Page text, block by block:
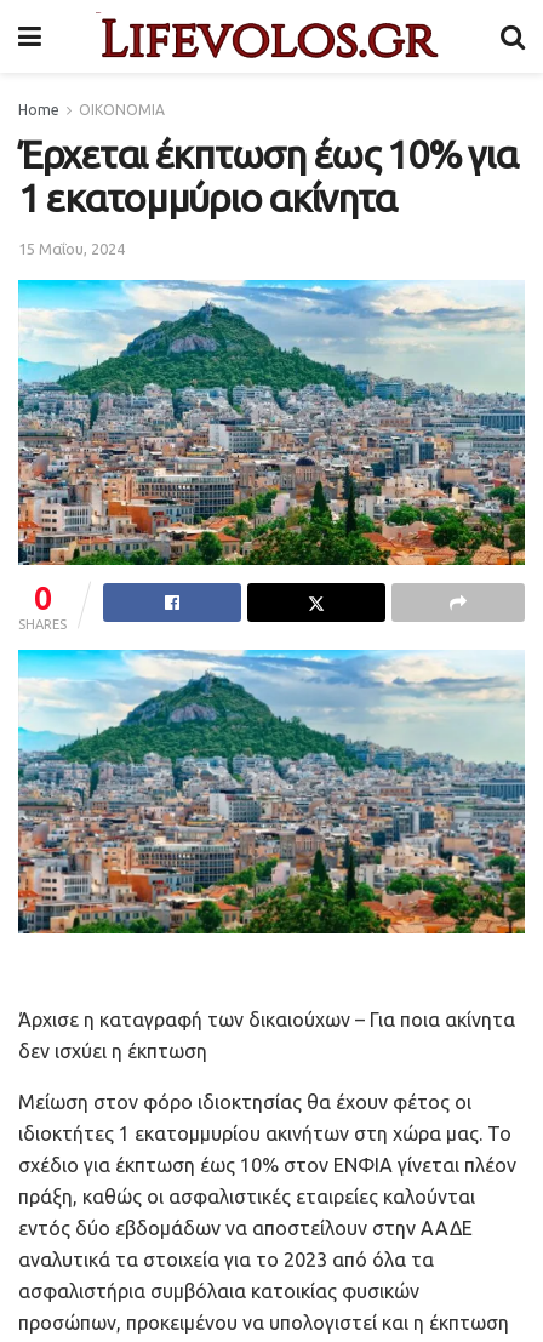
Home ΟΙΚΟΝΟΜΙΑ
Έρχεται έκπτωση έως 10% για
1 εκατoμμύριο ακίνητα
15 Μαΐου, 2024
0
SHARES
Άρχισε η καταγραφή των δικαιούχων – Για ποια ακίνητα
δεν ισχύει η έκπτωση
Μείωση στον φόρο ιδιοκτησίας θα έχουν φέτος οι
ιδιοκτήτες 1 εκατομμυρίου ακινήτων στη χώρα μας. Το
σχέδιο για έκπτωση έως 10% στον ΕΝΦΙΑ γίνεται πλέον
πράξη, καθώς οι ασφαλιστικές εταιρείες καλούνται
εντός δύο εβδομάδων να αποστείλουν στην ΑΑΔΕ
αναλυτικά τα στοιχεία για το 2023 από όλα τα
ασφαλιστήρια συμβόλαια κατοικίας φυσικών
προσώπων, προκειμένου να υπολογιστεί και η έκπτωση